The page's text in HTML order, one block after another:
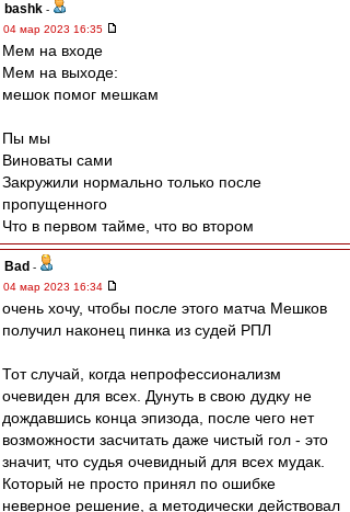
bashk -
04 мар 2023 16:35
Мем на входе
Мем на выходе:
мешок помог мешкам
Пы мы
Виноваты сами
Закружили нормально только после
пропущенного
Что в первом тайме, что во втором
Bad -
04 мар 2023 16:34
очень хочу, чтобы после этого матча Мешков
получил наконец пинка из судей РПЛ
Тот случай, когда непрофессионализм
очевиден для всех. Дунуть в свою дудку не
дождавшись конца эпизода, после чего нет
возможности засчитать даже чистый гол - это
значит, что судья очевидный для всех мудак.
Который не просто принял по ошибке
неверное решение, а методически действовал